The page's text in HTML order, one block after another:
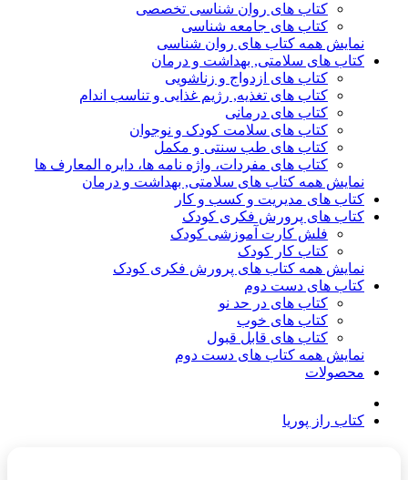
کتاب های روان شناسی تخصصی
کتاب های جامعه شناسی
نمایش همه کتاب های روان شناسی
کتاب های سلامتی, بهداشت و درمان
کتاب های ازدواج و زناشویی
کتاب های تغذیه, رژیم غذایی و تناسب اندام
کتاب های درمانی
کتاب های سلامت کودک و نوجوان
کتاب های طب سنتی و مکمل
کتاب های مفردات، واژه نامه ها، دایره المعارف ها
نمایش همه کتاب های سلامتی, بهداشت و درمان
کتاب های مدیریت و کسب و کار
کتاب های پرورش فکری کودک
فلش کارت آموزشی کودک
کتاب کار کودک
نمایش همه کتاب های پرورش فکری کودک
کتاب های دست دوم
کتاب های در حد نو
کتاب های خوب
کتاب های قابل قبول
نمایش همه کتاب های دست دوم
محصولات
کتاب راز پوریا